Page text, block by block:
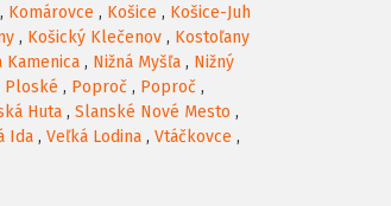
, Komárovce , Košice , Košice-Juh
, Košický Klečenov , Kostoľany
Kamenica , Nižná Myšľa , Nižný
Ploské , Poproč , Poproč ,
Huta , Slanské Nové Mesto ,
Ida , Veľká Lodina , Vtáčkovce ,